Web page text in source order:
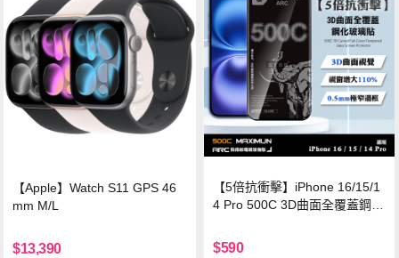
【Apple】Watch S11 GPS 46
mm M/L
$13,390
【5倍抗衝擊】iPhone 16/15/1
4 Pro 500C 3D曲面全覆蓋鋼化
保護貼
$590